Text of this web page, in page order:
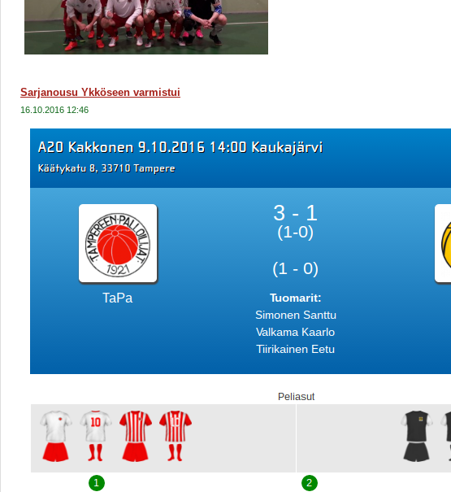
Sarjanousu Ykköseen varmistui
16.10.2016 12:46